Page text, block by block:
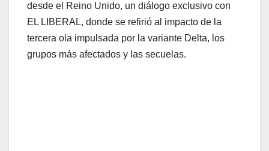
desde el Reino Unido, un diálogo exclusivo con
EL LIBERAL, donde se refirió al impacto de la
tercera ola impulsada por la variante Delta, los
grupos más afectados y las secuelas.